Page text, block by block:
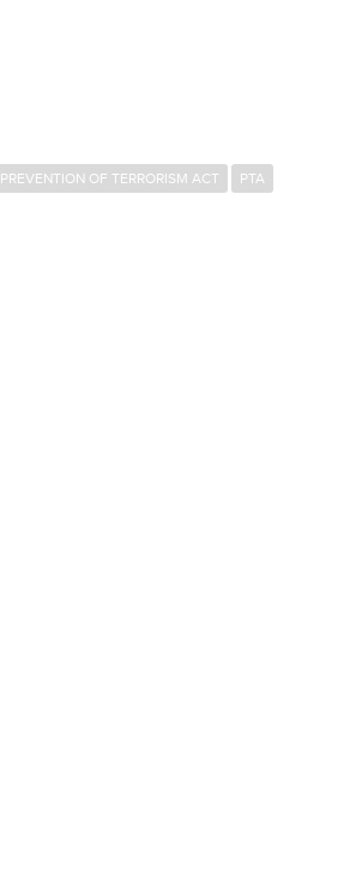
PREVENTION OF TERRORISM ACT
PTA